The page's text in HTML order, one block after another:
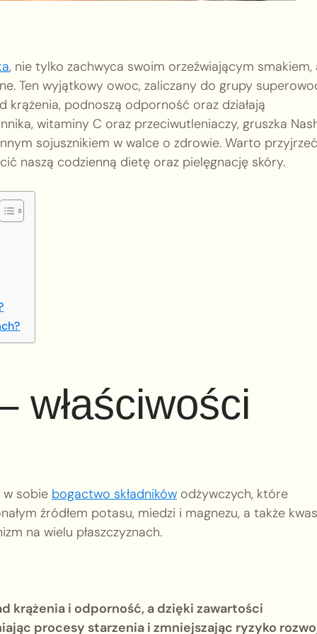
, nie tylko zachwyca swoim orzeźwiającym smakiem,
Ten wyjątkowy owoc, zaliczany do grupy
krążenia, podnoszą odporność oraz działają
witaminy C oraz przeciwutleniaczy, gruszka
sojusznikiem w walce o zdrowie. Warto
naszą codzienną dietę oraz pielęgnację skóry.
właściwości
w sobie bogactwo składników odżywczych, które
źródłem potasu, miedzi i magnezu, a także
na wielu płaszczyznach.
krążenia i odporność, a dzięki zawartości
procesy starzenia i zmniejszając ryzyko